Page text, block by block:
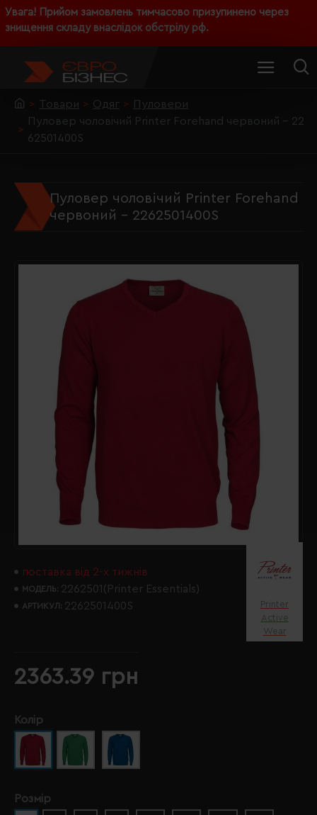
Увага! Прийом замовлень тимчасово призупинено через
знищення складу внаслідок обстрілу рф.
Товари Одяг
Пуловери
Пуловер чоловічий Printer Forehand червоний - 22
62501400S
Пуловер чоловічий Printer Forehand
червоний - 2262501400S
поставка від 2-х тижнів
МОДЕЛЬ: 2262501(Printer Essentials)
АРТИКУЛ: 2262501400S
Printer
Active
Wear
2363.39 грн
Колір
Розмір